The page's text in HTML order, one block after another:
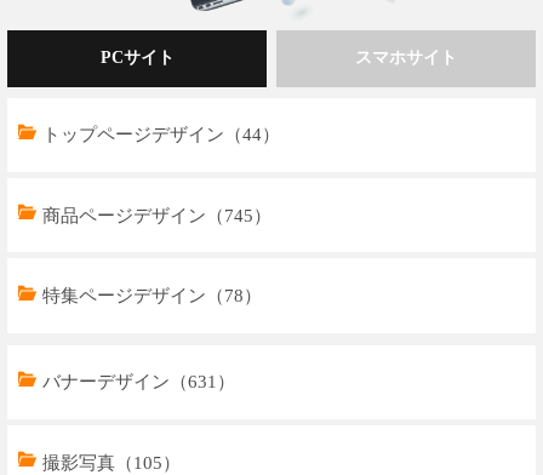
PCサイト
トップページデザイン（44）
商品ページデザイン（745）
特集ページデザイン（78）
スマホサイト
トップページデザイン（32）
商品ページデザイン（769）
バナーデザイン（631）
撮影写真（105）